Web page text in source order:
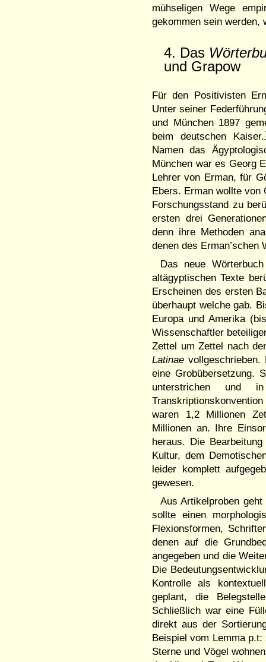
mühseligen Wege
gekommen sein werden,
4. Das
und Grapow
Für den Positivisten
Unter seiner
und München 1897
beim deutschen Kaiser.
Namen das
München war es Georg
Lehrer von Erman, für
Ebers. Erman wollte von
Forschungsstand zu
ersten drei
denn ihre Methoden
denen des Erman’schen
Das neue
altägyptischen Texte
Erscheinen des ersten
überhaupt welche gab.
Europa und Amerika
Wissenschaftler
Zettel um Zettel nach
Latinae
eine Grobübersetzung.
unterstrichen und
waren 1,2 Millionen
Millionen an. Ihre
heraus. Die
Kultur, dem
leider komplett
gewesen.
Aus Artikelproben
sollte einen
Flexionsformen,
denen auf die
angegeben und die
Die
Kontrolle als
geplant, die
Schließlich war eine
direkt aus der
Beispiel vom Lemma
Sterne und Vögel